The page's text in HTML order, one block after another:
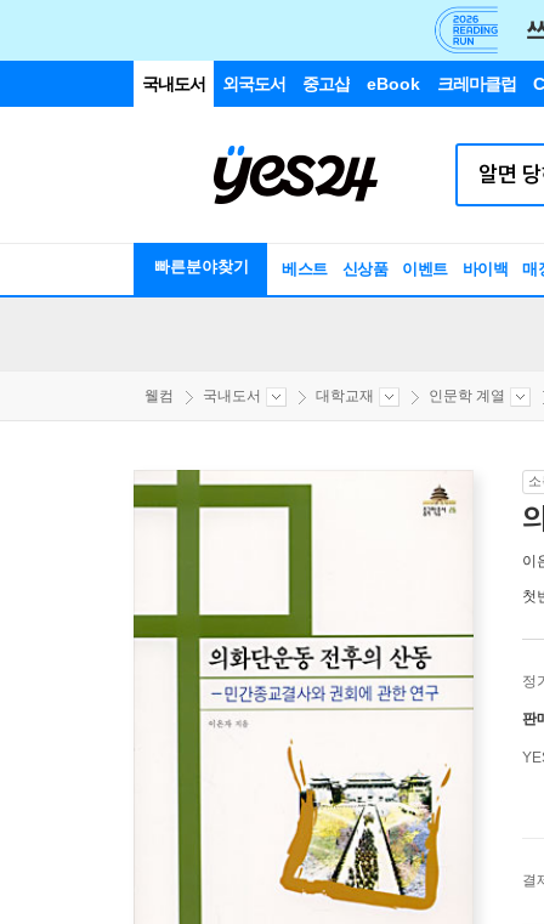
국내도서 외국도서 중고샵 eBook 크레마클럽
빠른분야찾기 베스트 신상품 이벤트 바이백 매
웰컴 국내도서 대학교재 인문학 계열
이
첫
정
판
결